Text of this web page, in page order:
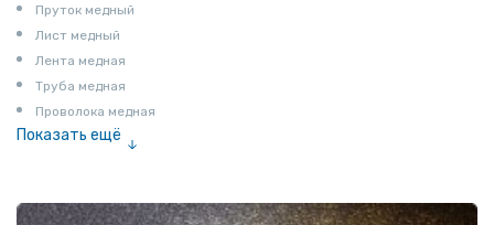
Пруток медный
Лист медный
Лента медная
Труба медная
Проволока медная
Показать ещё